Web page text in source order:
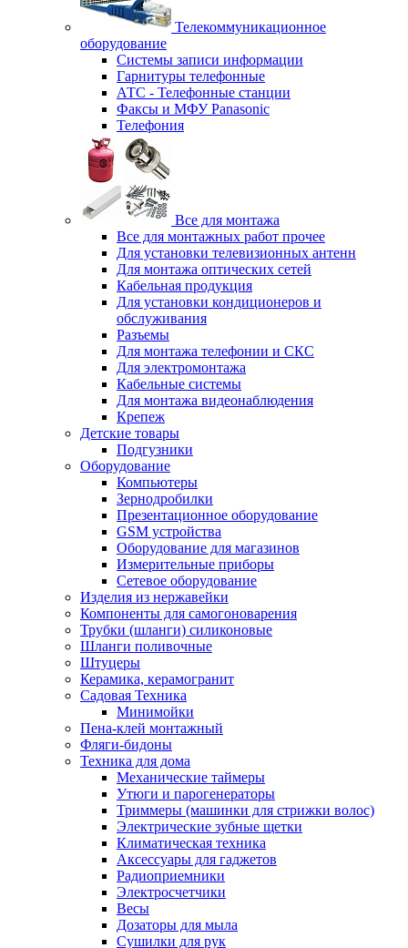
Телекоммуникационное
оборудование
Системы записи информации
Гарнитуры телефонные
АТС - Телефонные станции
Факсы и МФУ Panasonic
Телефония
Все для монтажа
Все для монтажных работ прочее
Для установки телевизионных антенн
Для монтажа оптических сетей
Кабельная продукция
Для установки кондиционеров и
обслуживания
Разъемы
Для монтажа телефонии и СКС
Для электромонтажа
Кабельные системы
Для монтажа видеонаблюдения
Крепеж
Детские товары
Подгузники
Оборудование
Компьютеры
Зернодробилки
Презентационное оборудование
GSM устройства
Оборудование для магазинов
Измерительные приборы
Сетевое оборудование
Изделия из нержавейки
Компоненты для самогоноварения
Трубки (шланги) силиконовые
Шланги поливочные
Штуцеры
Керамика, керамогранит
Садовая Техника
Минимойки
Пена-клей монтажный
Фляги-бидоны
Техника для дома
Механические таймеры
Утюги и парогенераторы
Триммеры (машинки для стрижки волос)
Электрические зубные щетки
Климатическая техника
Аксессуары для гаджетов
Радиоприемники
Электросчетчики
Весы
Дозаторы для мыла
Сушилки для рук